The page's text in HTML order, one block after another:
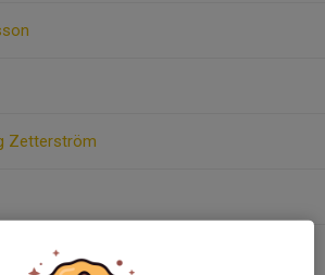
Zetterström